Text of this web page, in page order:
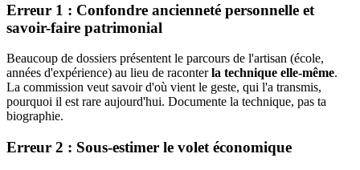
Erreur 1 : Confondre ancienneté personnelle et
savoir-faire patrimonial
Beaucoup de dossiers présentent le parcours de l'artisan (école,
années d'expérience) au lieu de raconterla technique elle-même.
La commission veut savoir d'où vient le geste, qui l'a transmis,
pourquoi il est rare aujourd'hui. Documente la technique, pas ta
biographie.
Erreur 2 : Sous-estimer le volet économique